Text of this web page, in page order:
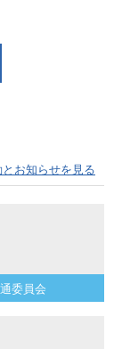
お知らせを見る
委員会